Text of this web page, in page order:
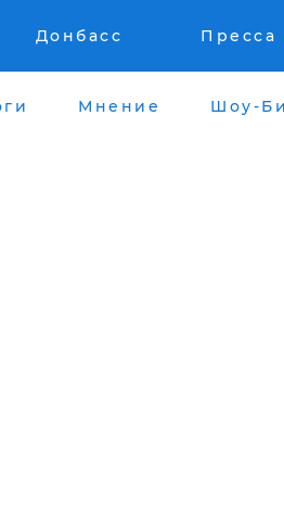
Донбасс Пресса
Мнение Шоу-